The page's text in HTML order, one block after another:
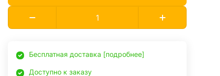
Бесплатная доставка [подробнее]
Доступно к заказу